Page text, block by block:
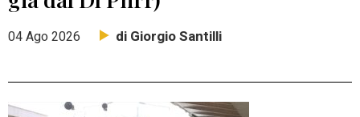
04 Ago 2026 di Giorgio Santilli